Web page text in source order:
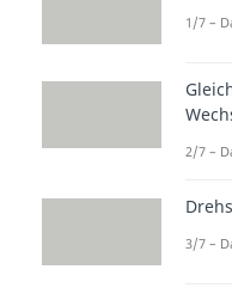
Die
1/7 –
2/7 –
3/7 –